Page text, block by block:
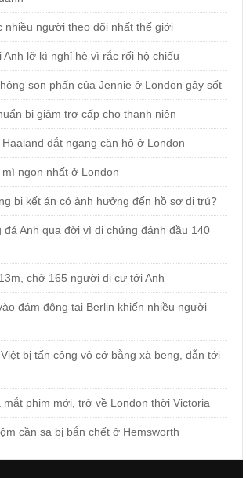
nhiều người theo dõi nhất thế giới
lỡ kì nghỉ hè vì rắc rối hộ chiếu
son phấn của Jennie ở London gây sốt
bị giảm trợ cấp cho thanh niên
đắt ngang căn hộ ở London
mì ngon nhất ở London
bị kết án có ảnh hưởng đến hồ sơ di trú?
đá Anh qua đời vì di chứng đánh đầu 140
chở 165 người di cư tới Anh
đám đông tại Berlin khiến nhiều người
bị tấn công vô cớ bằng xà beng, dẫn tới
mắt phim mới, trở về London thời Victoria
cần sa bị bắn chết ở Hemsworth